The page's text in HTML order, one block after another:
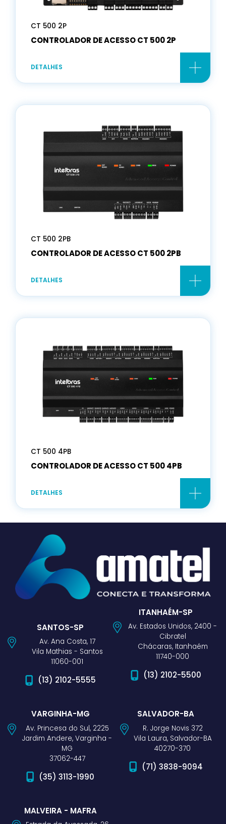
CT 500 2P
CONTROLADOR DE ACESSO CT 500 2P
DETALHES
CT 500 2PB
CONTROLADOR DE ACESSO CT 500 2PB
DETALHES
CT 500 4PB
CONTROLADOR DE ACESSO CT 500 4PB
DETALHES
SANTOS-SP
Av. Ana Costa, 17
Vila Mathias - Santos
11060-001
(13) 2102-5555
ITANHAÉM-SP
Av. Estados Unidos, 2400 -
Cibratel
Chácaras, Itanhaém
11740-000
(13) 2102-5500
VARGINHA-MG
Av. Princesa do Sul, 2225
Jardim Andere, Varginha -
MG
37062-447
(35) 3113-1990
SALVADOR-BA
R. Jorge Novis 372
Vila Laura, Salvador-BA
40270-370
(71) 3838-9094
MALVEIRA - MAFRA